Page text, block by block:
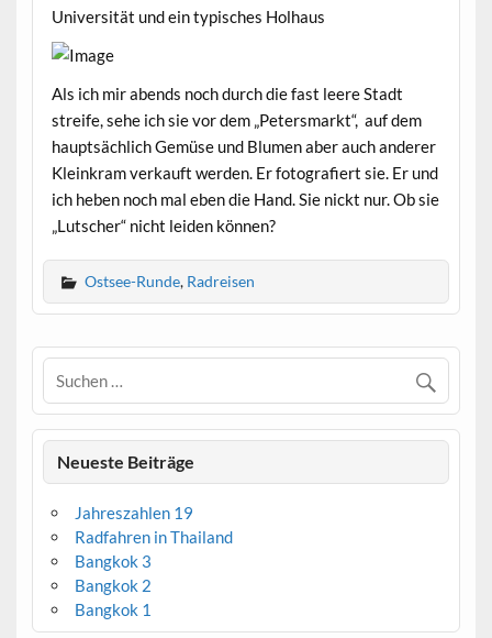
Universität und ein typisches Holhaus
Als ich mir abends noch durch die fast leere Stadt
streife, sehe ich sie vor dem „Petersmarkt“, auf dem
hauptsächlich Gemüse und Blumen aber auch anderer
Kleinkram verkauft werden. Er fotografiert sie. Er und
ich heben noch mal eben die Hand. Sie nickt nur. Ob sie
„Lutscher“ nicht leiden können?
Ostsee-Runde, Radreisen
Neueste Beiträge
Jahreszahlen 19
Radfahren in Thailand
Bangkok 3
Bangkok 2
Bangkok 1